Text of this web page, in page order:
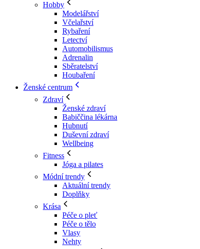
Hobby
Modelářství
Včelařství
Rybaření
Letectví
Automobilismus
Adrenalin
Sběratelství
Houbaření
Ženské centrum
Zdraví
Ženské zdraví
Babiččina lékárna
Hubnutí
Duševní zdraví
Wellbeing
Fitness
Jóga a pilates
Módní trendy
Aktuální trendy
Doplňky
Krása
Péče o pleť
Péče o tělo
Vlasy
Nehty